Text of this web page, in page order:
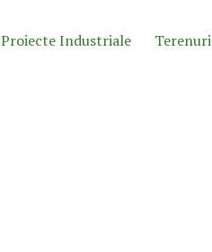
Proiecte Industriale Terenuri